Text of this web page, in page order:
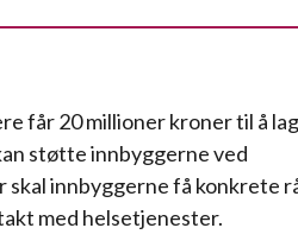
får 20 millioner kroner til å
støtte innbyggerne ved
skal innbyggerne få konkrete
med helsetjenester.